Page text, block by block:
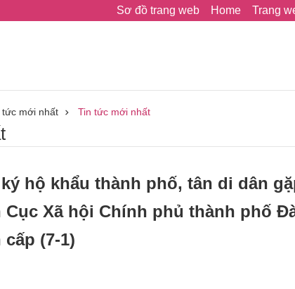
Sơ đồ trang web Home Trang
tức mới nhất Tin tức mới nhất
hộ khẩu thành phố, tân di dân
Xã hội Chính phủ thành phố
(7-1)